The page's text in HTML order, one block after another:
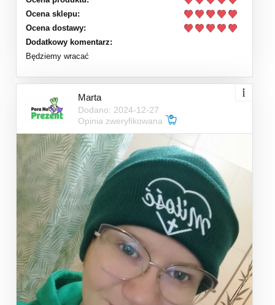
Ocena sklepu:
Ocena dostawy:
Dodatkowy komentarz:
Będziemy wracać
Marta
Dodano: 2024-12-27
Opinia zweryfikowana